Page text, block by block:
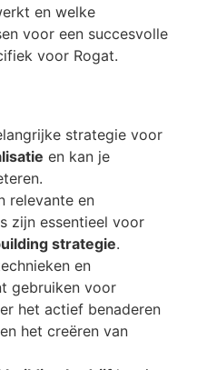
en welke
voor een succesvolle
voor Rogat.
strategie voor
en kan je
relevante en
zijn essentieel voor
strategie.
en
gebruiken voor
het actief benaderen
het creëren van